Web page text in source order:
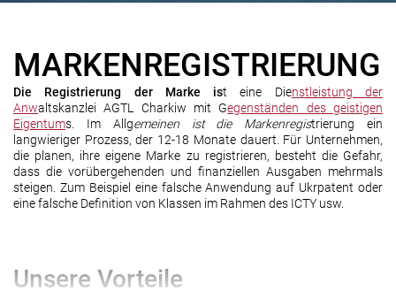
MARKENREGISTRIERUNG
Die Registrierung der Marke ist eine Dienstleistung der
Anwaltskanzlei AGTL Charkiw mit Gegenständen des geistigen
Eigentums. Im Allgemeinen ist die Markenregistrierung ein
langwieriger Prozess, der 12-18 Monate dauert. Für Unternehmen,
die planen, ihre eigene Marke zu registrieren, besteht die Gefahr,
dass die vorübergehenden und finanziellen Ausgaben mehrmals
steigen. Zum Beispiel eine falsche Anwendung auf Ukrpatent oder
eine falsche Definition von Klassen im Rahmen des ICTY usw.
Unsere Vorteile